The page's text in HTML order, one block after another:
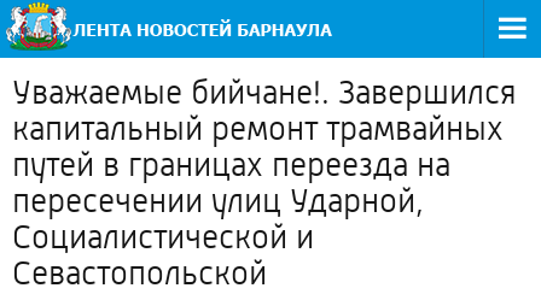
Уважаемые бийчане!. Завершился
капитальный ремонт трамвайных
путей в границах переезда на
пересечении улиц Ударной,
Социалистической и
Севастопольской